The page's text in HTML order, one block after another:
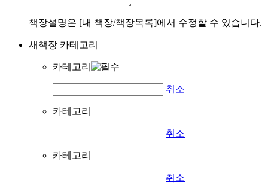
책장설명은 [내 책장/책장목록]에서 수정할 수 있습니다.
새책장 카테고리
카테고리
취소
카테고리
취소
카테고리
취소